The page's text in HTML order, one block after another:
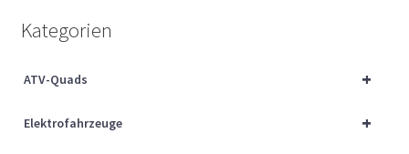
Über uns
Kategorien
+
ATV-Quads
+
Elektrofahrzeuge